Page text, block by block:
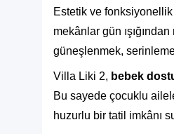
Estetik ve
mekânlar gün
güneşlenmek,
Villa Liki 2, bebek
Bu sayede çocuklu
huzurlu bir tatil imkânı